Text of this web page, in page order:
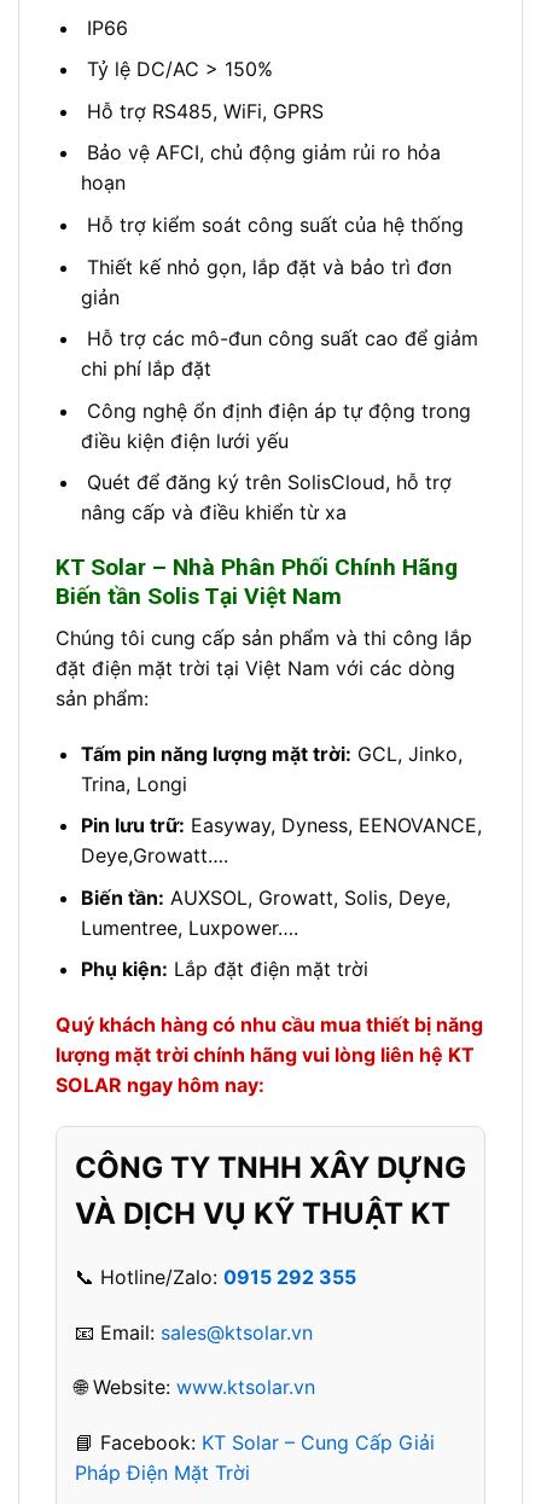
IP66
Tỷ lệ DC/AC > 150%
Hỗ trợ RS485, WiFi, GPRS
Bảo vệ AFCI, chủ động giảm rủi ro hỏa
hoạn
Hỗ trợ kiểm soát công suất của hệ thống
Thiết kế nhỏ gọn, lắp đặt và bảo trì đơn
giản
Hỗ trợ các mô-đun công suất cao để giảm
chi phí lắp đặt
Công nghệ ổn định điện áp tự động trong
điều kiện điện lưới yếu
Quét để đăng ký trên SolisCloud, hỗ trợ
nâng cấp và điều khiển từ xa
KT Solar – Nhà Phân Phối Chính Hãng
Biến tần Solis Tại Việt Nam
Chúng tôi cung cấp sản phẩm và thi công lắp
đặt điện mặt trời tại Việt Nam với các dòng
sản phẩm:
Tấm pin năng lượng mặt trời: GCL, Jinko,
Trina, Longi
Pin lưu trữ: Easyway, Dyness, EENOVANCE,
Deye,Growatt….
Biến tần: AUXSOL, Growatt, Solis, Deye,
Lumentree, Luxpower….
Phụ kiện: Lắp đặt điện mặt trời
Quý khách hàng có nhu cầu mua thiết bị năng
lượng mặt trời chính hãng vui lòng liên hệ KT
SOLAR ngay hôm nay:
CÔNG TY TNHH XÂY DỰNG
VÀ DỊCH VỤ KỸ THUẬT KT
📞 Hotline/Zalo: 0915 292 355
📧 Email: sales@ktsolar.vn
🌐 Website: www.ktsolar.vn
📘 Facebook: KT Solar – Cung Cấp Giải
Pháp Điện Mặt Trời